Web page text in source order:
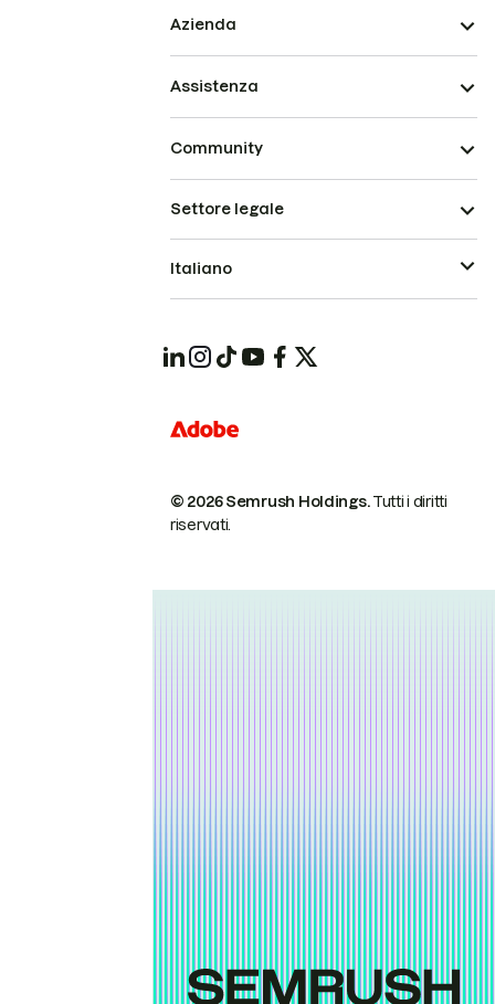
Azienda
Assistenza
Community
© 2026 Semrush Holdings.Tutti i diritti
riservati.
Settore legale
Italiano